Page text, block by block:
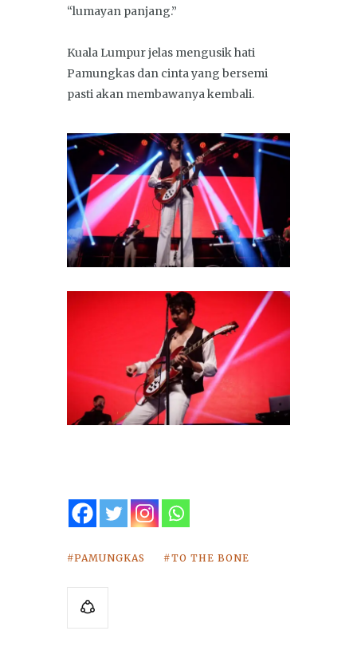
“lumayan panjang.”
Kuala Lumpur jelas mengusik hati
Pamungkas dan cinta yang bersemi
pasti akan membawanya kembali.
PAMUNGKAS TO THE BONE